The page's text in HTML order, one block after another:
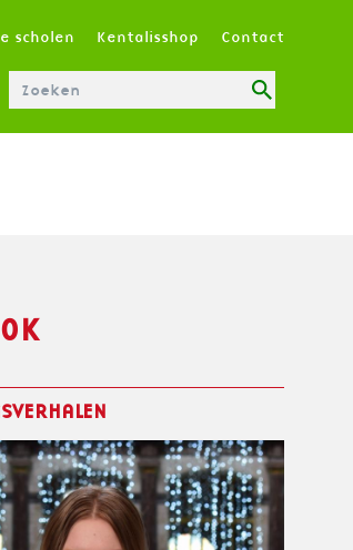
E
scholen Kentalisshop Contact